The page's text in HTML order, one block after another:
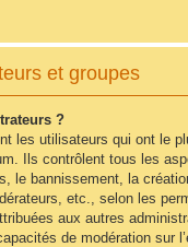
et groupes
?
les utilisateurs qui ont le
Ils contrôlent tous les
le bannissement, la
etc., selon les
aux autres
de modération sur